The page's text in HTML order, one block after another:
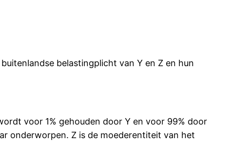
belastingplicht van Y en Z en hun
voor 1% gehouden door Y en voor 99% door
onderworpen. Z is de moederentiteit van het